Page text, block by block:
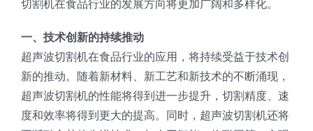
蛋糕切片机
三角蛋糕切割机
块状奶酪切片
条状奶酪切片
披萨切割机
三明治切割机
面团
常温面团切割
糕点/糖果
人才招聘
联系我们
一、技术创新的持续推动
超声波切割机在食品行业的应用，将持续受益于技术创
新的推动。随着新材料、新工艺和新技术的不断涌现，
超声波切割机的性能将得到进一步提升，切割精度、速
度和效率将得到更大的提高。同时，超声波切割机还将